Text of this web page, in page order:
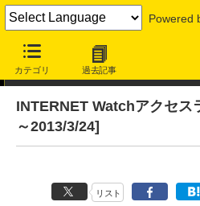
Powered
カテゴリ 過去記事
アクセスランキング
INTERNET Watchアクセス
～2013/3/24]
リスト